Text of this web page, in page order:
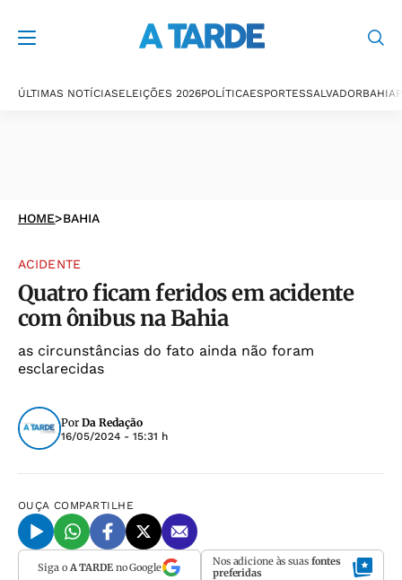
ÚLTIMAS NOTÍCIASELEIÇÕES 2026POLÍTICAESPORTESSALVADORBAHIA
HOME>BAHIA
ACIDENTE
Quatro ficam feridos em acidente
com ônibus na Bahia
as circunstâncias do fato ainda não foram
esclarecidas
Por Da Redação
16/05/2024 - 15:31 h
OUÇA COMPARTILHE
Siga o A TARDEno Google Nos adicione às suas fontes
preferidas